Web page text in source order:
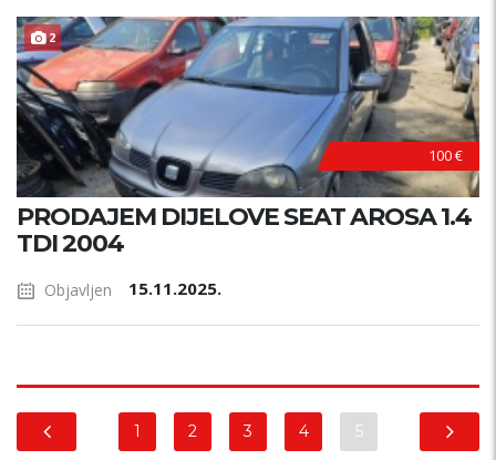
2
100 €
PRODAJEM DIJELOVE SEAT AROSA 1.4
TDI 2004
Objavljen 15.11.2025.
1 2 3 4 5